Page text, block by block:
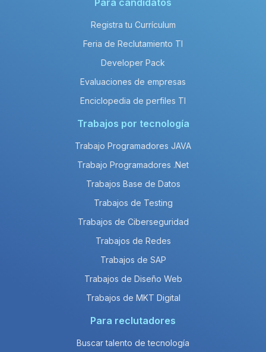
Para candidatos
Registra tu Currículum
Feria de Reclutamiento TI
Developer Pack
Evaluaciones de empresas
Enciclopedia de perfiles TI
Trabajos por tecnología
Trabajo Programadores JAVA
Trabajo Programadores .Net
Trabajos Base de Datos
Trabajos de Testing
Trabajos de Ciberseguridad
Trabajos de Redes
Trabajos de SAP
Trabajos de Diseño Web
Trabajos de MKT Digital
Para reclutadores
Buscar talento de tecnología